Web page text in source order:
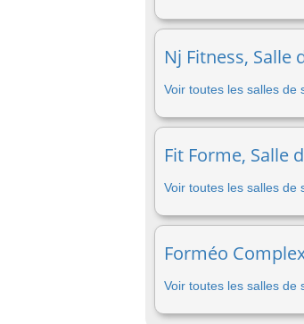
Nj Fitness, Salle
Voir toutes les salles de
Fit Forme, Salle
Voir toutes les salles de
Forméo
Voir toutes les salles de